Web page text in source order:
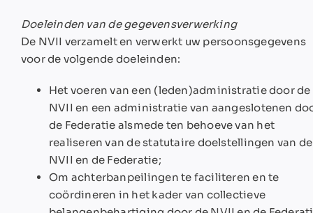
Doeleinden van de gegevensverwerking
De NVII verzamelt en verwerkt uw persoonsgegevens
voor de volgende doeleinden:
Het voeren van een (leden)administratie door de
NVII en een administratie van aangeslotenen
de Federatie alsmede ten behoeve van het
realiseren van de statutaire doelstellingen van de
NVII en de Federatie;
Om achterbanpeilingen te faciliteren en te
coördineren in het kader van collectieve